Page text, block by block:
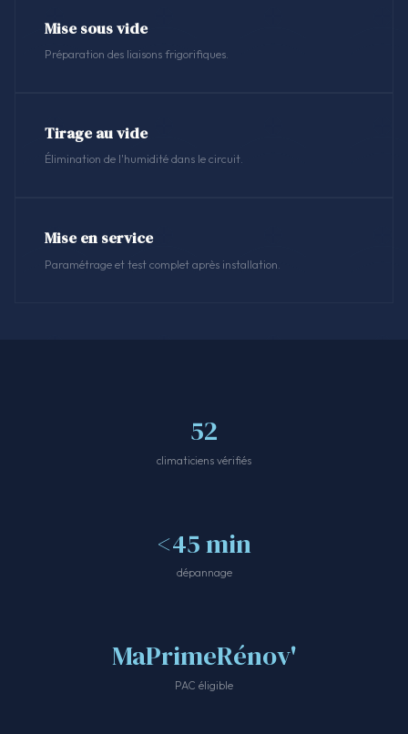
Mise sous vide
Préparation des liaisons frigorifiques.
Tirage au vide
Élimination de l'humidité dans le circuit.
Mise en service
Paramétrage et test complet après installation.
52
climaticiens vérifiés
<45 min
dépannage
MaPrimeRénov'
PAC éligible